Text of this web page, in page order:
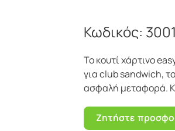
Κωδικός:
Το κουτί χάρτινο
για club sandwich,
ασφαλή μεταφορά.
Ζητήστε